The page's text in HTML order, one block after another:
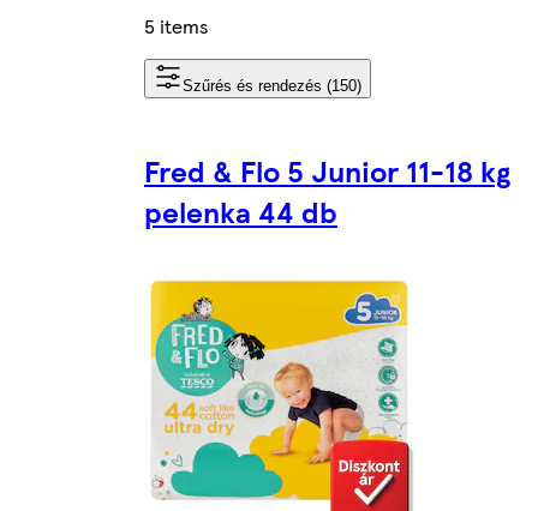
5 items
Szűrés és rendezés (150)
Fred & Flo 5 Junior 11-18 kg
pelenka 44 db